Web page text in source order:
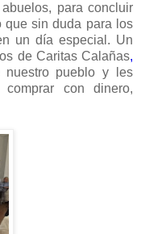
para concluir
que sin duda para los
un día especial. Un
de Caritas Calañas,
pueblo y les
con dinero,